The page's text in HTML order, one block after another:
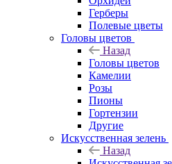
Герберы
Полевые цветы
Головы цветов
Назад
Головы цветов
Камелии
Розы
Пионы
Гортензии
Другие
Искусственная зелень
Назад